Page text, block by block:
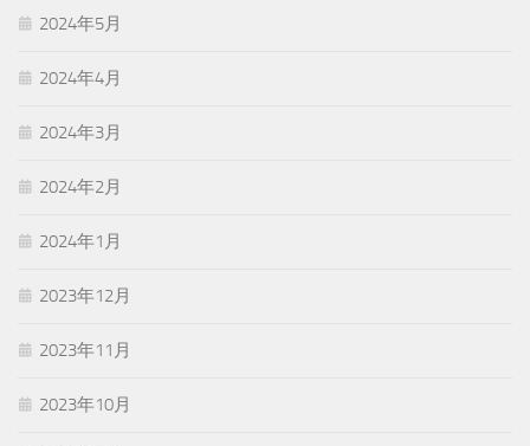
2024年5月
2024年4月
2024年3月
2024年2月
2024年1月
2023年12月
2023年11月
2023年10月